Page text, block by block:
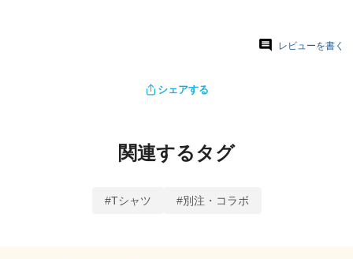
レビューを書く
シェアする
関連するタグ
#Tシャツ #別注・コラボ